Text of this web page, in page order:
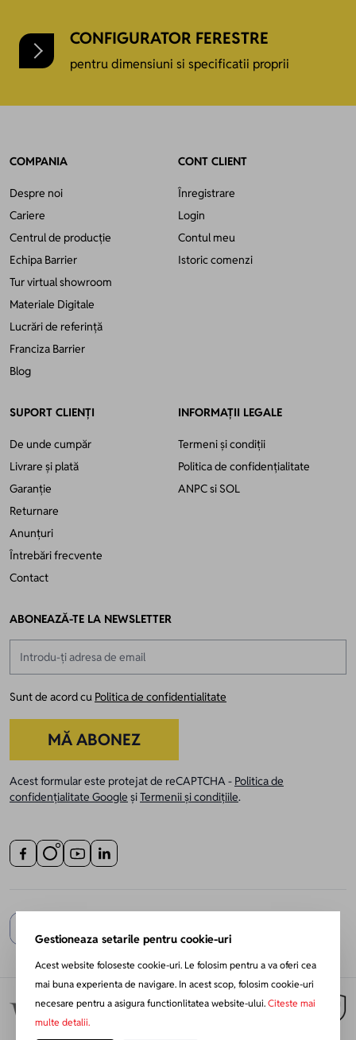
CONFIGURATOR FERESTRE
pentru dimensiuni si specificatii proprii
COMPANIA
Despre noi
Cariere
Centrul de producție
Echipa Barrier
Tur virtual showroom
Materiale Digitale
Lucrări de referință
Franciza Barrier
Blog
CONT CLIENT
Înregistrare
Login
Contul meu
Istoric comenzi
SUPORT CLIENȚI
De unde cumpăr
Livrare și plată
Garanție
Returnare
Anunțuri
Întrebări frecvente
Contact
INFORMAȚII LEGALE
Termeni și condiții
Politica de confidențialitate
ANPCsi SOL
ABONEAZĂ-TE LA NEWSLETTER
Sunt de acord cu Politica de confidentialitate
MĂ ABONEZ
Acest formular este protejat de reCAPTCHA - Politica de
confidențialitate Google șiTermenii și condițiile.
Gestioneaza setarile pentru cookie-uri
Acest website foloseste cookie-uri. Le folosim pentru a va oferi cea
mai buna experienta de navigare. In acest scop, folosim cookie-uri
necesare pentru a asigura functionlitatea website-ului. Citeste mai
multe detalii.